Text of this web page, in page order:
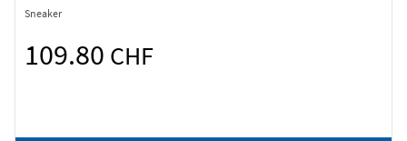
Sneaker
109.80 CHF